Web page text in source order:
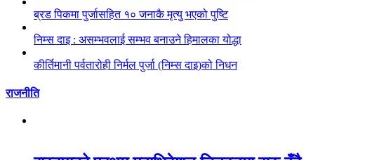
ब्रड पिकमा पुर्जासहित १० जनाकै मृत्यु भएको पुष्टि
निम्स दाइ : असम्भवलाई सम्भव बनाउने हिमालका योद्धा
कीर्तिमानी पर्वतारोही निर्मल पुर्जा (निम्स दाइ)को निधन
राजनीति